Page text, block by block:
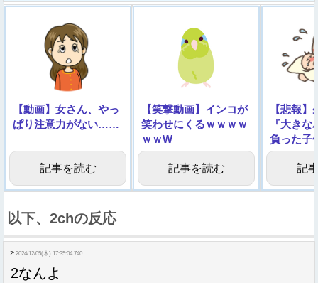
【動画】女さん、やっ
ぱり注意力がない……
記事を読む
【笑撃動画】インコが
笑わせにくるｗｗｗｗ
ｗｗW
記事を読む
【悲報
『大き
負った子
像】
記
以下、2chの反応
2: 2024/12/05(木) 17:35:04.740
2なんよ